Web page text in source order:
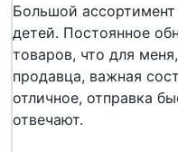
Большой
детей. Постоянное
товаров, что для
продавца, важная
отличное, отправка
отвечают.